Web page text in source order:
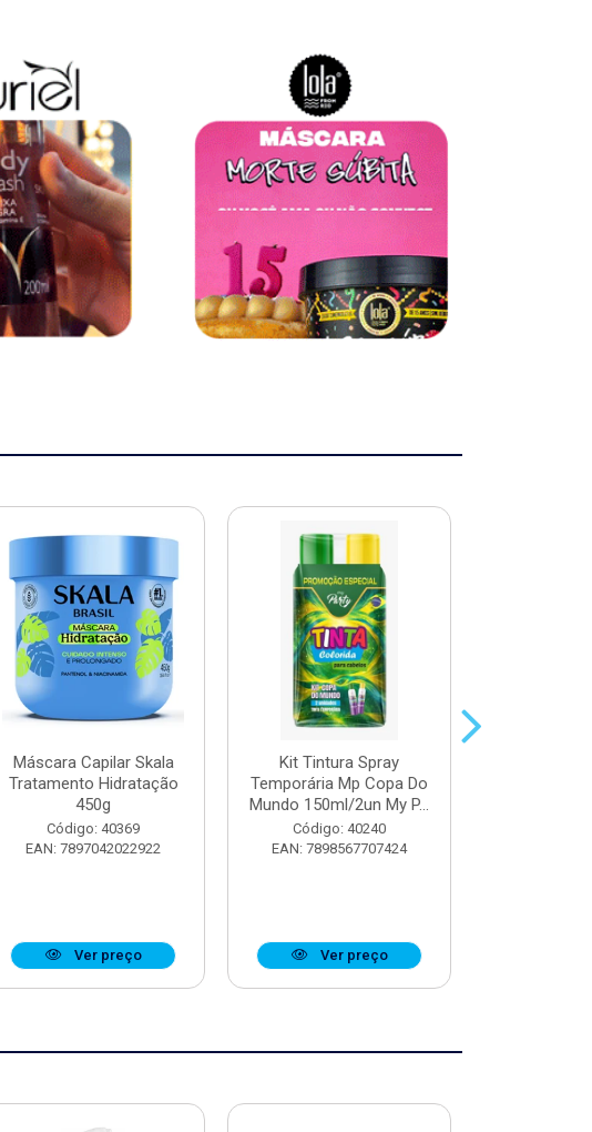
Máscara Capilar Skala
Tratamento Hidratação
450g
Código: 40369
EAN: 7897042022922
Ver preço
Kit Tintura Spray
Temporária Mp Copa Do
Mundo 150ml/2un My P...
Código: 40240
EAN: 7898567707424
Ver preço